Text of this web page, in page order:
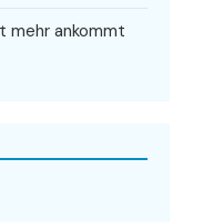
mehr ankommt